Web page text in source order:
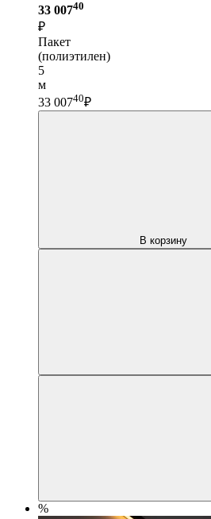
33 00740
₽
Пакет
(полиэтилен)
5
м
33 00740₽
В корзину
%